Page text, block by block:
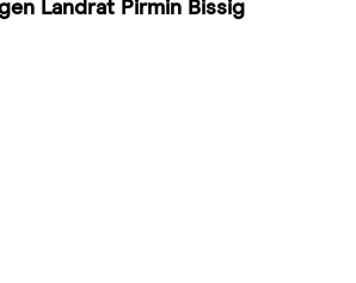
Landrat Pirmin Bissig